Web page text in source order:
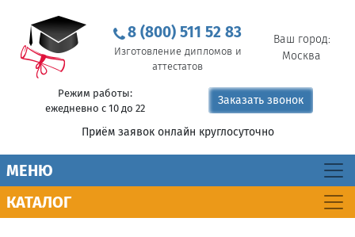
8 (800) 511 52 83
Изготовление дипломов и
аттестатов
Ваш город:
Москва
Режим работы:
ежедневно с 10 до 22
Заказать звонок
Приём заявок онлайн круглосуточно
MEНЮ
КАТАЛОГ